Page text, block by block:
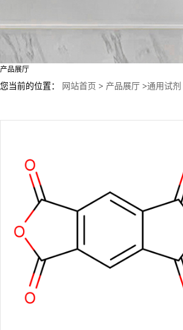
产品展厅
您当前的位置： 网站首页 > 产品展厅 >通用试剂